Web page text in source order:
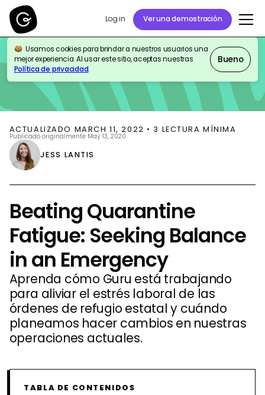
Log in Ver una demostración
Usamos cookies para brindar a nuestros usuarios una
mejor experiencia. Al usar este sitio, aceptas nuestras
Política de privacidad.
Bueno
BLOG COMPANY NEWS
ACTUALIZADO MARCH 11, 2022 • 3 LECTURA MÍNIMA
Publicado originalmente May 13, 2020
JESS LANTIS
Beating Quarantine
Fatigue: Seeking Balance
in an Emergency
Aprenda cómo Guru está trabajando
para aliviar el estrés laboral de las
órdenes de refugio estatal y cuándo
planeamos hacer cambios en nuestras
operaciones actuales.
TABLA DE CONTENIDOS